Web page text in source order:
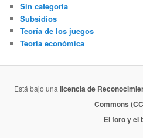
Sin categoría
Subsidios
Teoría de los juegos
Teoría económica
Está bajo una licencia de
Commons
El foro y el